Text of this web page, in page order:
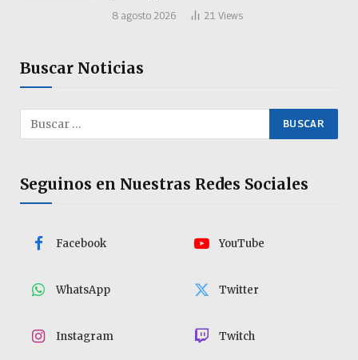
8 agosto 2026 21 Views
Buscar Noticias
Seguinos en Nuestras Redes Sociales
Facebook YouTube
WhatsApp Twitter
Instagram Twitch